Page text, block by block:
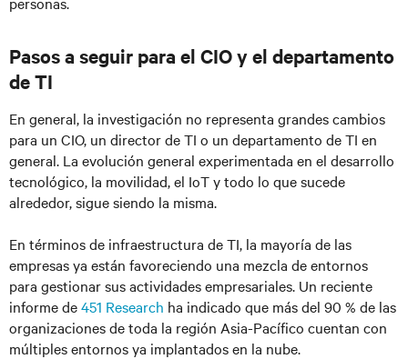
Pasos a seguir para el CIO y el departamento
de TI
En general, la investigación no representa grandes cambios
para un CIO, un director de TI o un departamento de TI en
general. La evolución general experimentada en el desarrollo
tecnológico, la movilidad, el IoT y todo lo que sucede
alrededor, sigue siendo la misma.
En términos de infraestructura de TI, la mayoría de las
empresas ya están favoreciendo una mezcla de entornos
para gestionar sus actividades empresariales. Un reciente
informe de451 Research ha indicado que más del 90 % de las
organizaciones de toda la región Asia-Pacífico cuentan con
múltiples entornos ya implantados en la nube.